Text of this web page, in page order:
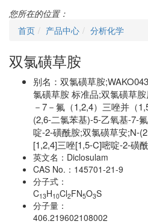
您所在的位置：
首页
产品中心 分析化学
双氯磺草胺
别名： 双氯磺草胺
氯磺草胺 标准品;双氯磺草
－7－氟（1,2,4）三唑并（
(2,6-二氯苯基)-5-乙氧基-7-
啶-2-磺酰胺;双氯磺草安;N-
[1,2,4]三唑[1,5-C]嘧啶-2-磺
英文名： Diclosulam
CAS No.： 145701-21-9
分子式：
C13H10Cl2FN5O3S
分子量：
406.219602108002